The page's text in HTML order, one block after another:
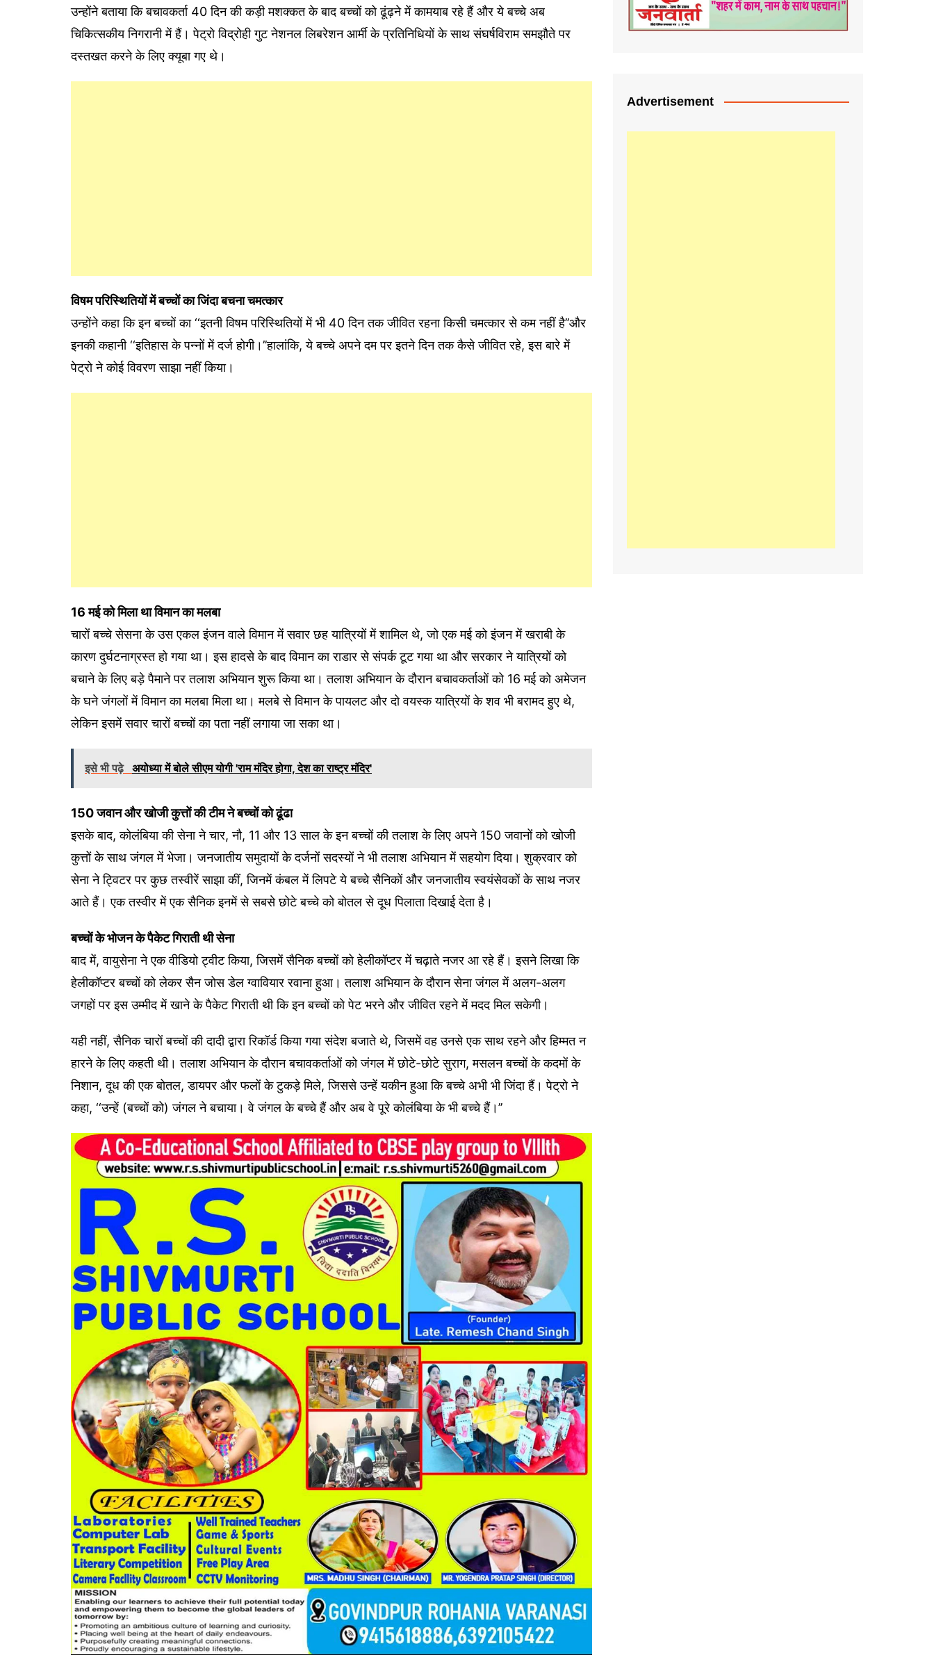
उन्होंने बताया कि बचावकर्ता 40 दिन की कड़ी मशक्कत के बाद बच्चों को ढूंढ़ने में कामयाब रहे हैं और ये बच्चे अब
चिकित्सकीय निगरानी में हैं। पेट्रो विद्रोही गुट नेशनल लिबरेशन आर्मी के प्रतिनिधियों के साथ संघर्षविराम समझौते पर
दस्तखत करने के लिए क्यूबा गए थे।
विषम परिस्थितियों में बच्चों का जिंदा बचना चमत्कार
उन्होंने कहा कि इन बच्चों का ‘‘इतनी विषम परिस्थितियों में भी 40 दिन तक जीवित रहना किसी चमत्कार से कम नहीं है’’और
इनकी कहानी ‘‘इतिहास के पन्नों में दर्ज होगी।’’हालांकि, ये बच्चे अपने दम पर इतने दिन तक कैसे जीवित रहे, इस बारे में
पेट्रो ने कोई विवरण साझा नहीं किया।
16 मई को मिला था विमान का मलबा
चारों बच्चे सेसना के उस एकल इंजन वाले विमान में सवार छह यात्रियों में शामिल थे, जो एक मई को इंजन में खराबी के
कारण दुर्घटनाग्रस्त हो गया था। इस हादसे के बाद विमान का राडार से संपर्क टूट गया था और सरकार ने यात्रियों को
बचाने के लिए बड़े पैमाने पर तलाश अभियान शुरू किया था। तलाश अभियान के दौरान बचावकर्ताओं को 16 मई को अमेजन
के घने जंगलों में विमान का मलबा मिला था। मलबे से विमान के पायलट और दो वयस्क यात्रियों के शव भी बरामद हुए थे,
लेकिन इसमें सवार चारों बच्चों का पता नहीं लगाया जा सका था।
इसे भी पढ़े अयोध्या में बोले सीएम योगी 'राम मंदिर होगा, देश का राष्ट्र मंदिर'
150 जवान और खोजी कुत्तों की टीम ने बच्चों को ढूंढा
इसके बाद, कोलंबिया की सेना ने चार, नौ, 11 और 13 साल के इन बच्चों की तलाश के लिए अपने 150 जवानों को खोजी
कुत्तों के साथ जंगल में भेजा। जनजातीय समुदायों के दर्जनों सदस्यों ने भी तलाश अभियान में सहयोग दिया। शुक्रवार को
सेना ने ट्विटर पर कुछ तस्वीरें साझा कीं, जिनमें कंबल में लिपटे ये बच्चे सैनिकों और जनजातीय स्वयंसेवकों के साथ नजर
आते हैं। एक तस्वीर में एक सैनिक इनमें से सबसे छोटे बच्चे को बोतल से दूध पिलाता दिखाई देता है।
बच्चों के भोजन के पैकेट गिराती थी सेना
बाद में, वायुसेना ने एक वीडियो ट्वीट किया, जिसमें सैनिक बच्चों को हेलीकॉप्टर में चढ़ाते नजर आ रहे हैं। इसने लिखा कि
हेलीकॉप्टर बच्चों को लेकर सैन जोस डेल ग्वावियार रवाना हुआ। तलाश अभियान के दौरान सेना जंगल में अलग-अलग
जगहों पर इस उम्मीद में खाने के पैकेट गिराती थी कि इन बच्चों को पेट भरने और जीवित रहने में मदद मिल सकेगी।
यही नहीं, सैनिक चारों बच्चों की दादी द्वारा रिकॉर्ड किया गया संदेश बजाते थे, जिसमें वह उनसे एक साथ रहने और हिम्मत न
हारने के लिए कहती थी। तलाश अभियान के दौरान बचावकर्ताओं को जंगल में छोटे-छोटे सुराग, मसलन बच्चों के कदमों के
निशान, दूध की एक बोतल, डायपर और फलों के टुकड़े मिले, जिससे उन्हें यकीन हुआ कि बच्चे अभी भी जिंदा हैं। पेट्रो ने
कहा, ‘‘उन्हें (बच्चों को) जंगल ने बचाया। वे जंगल के बच्चे हैं और अब वे पूरे कोलंबिया के भी बच्चे हैं।’’
Advertisement